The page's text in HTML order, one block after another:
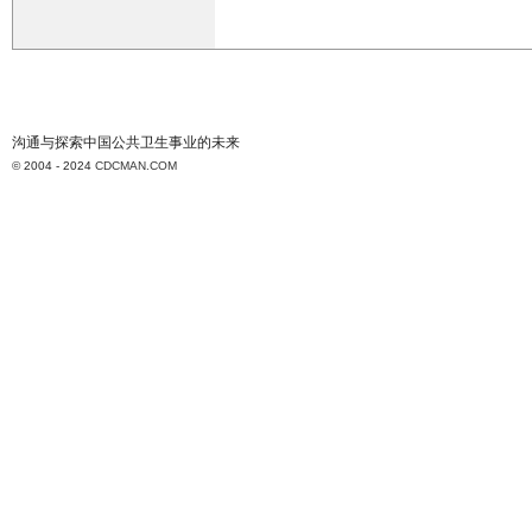
沟通与探索中国公共卫生事业的未来
© 2004 - 2024 CDCMAN.COM